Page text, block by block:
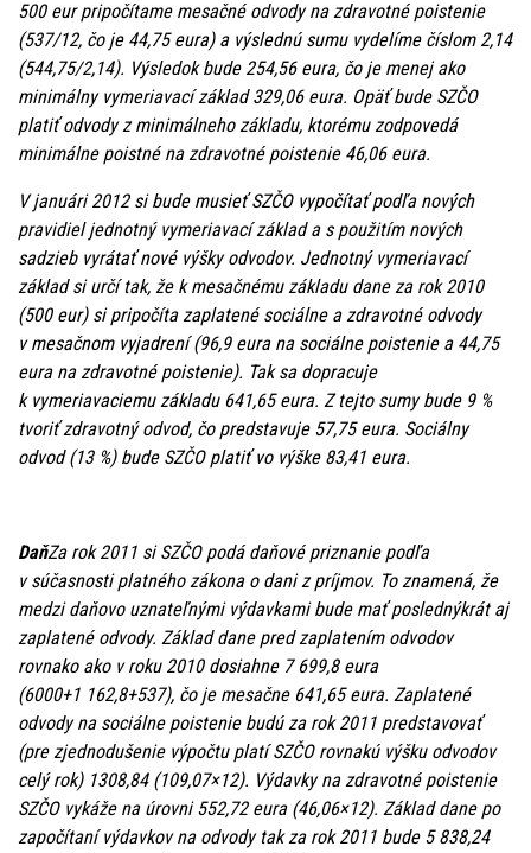
500 eur pripočítame mesačné odvody na zdravotné poistenie
(537/12, čo je 44,75 eura) a výslednú sumu vydelíme číslom 2,14
(544,75/2,14). Výsledok bude 254,56 eura, čo je menej ako
minimálny vymeriavací základ 329,06 eura. Opäť bude SZČO
platiť odvody z minimálneho základu, ktorému zodpovedá
minimálne poistné na zdravotné poistenie 46,06 eura.
V januári 2012 si bude musieť SZČO vypočítať podľa nových
pravidiel jednotný vymeriavací základ a s použitím nových
sadzieb vyrátať nové výšky odvodov. Jednotný vymeriavací
základ si určí tak, že k mesačnému základu dane za rok 2010
(500 eur) si pripočíta zaplatené sociálne a zdravotné odvody
v mesačnom vyjadrení (96,9 eura na sociálne poistenie a 44,75
eura na zdravotné poistenie). Tak sa dopracuje
k vymeriavaciemu základu 641,65 eura. Z tejto sumy bude 9 %
tvoriť zdravotný odvod, čo predstavuje 57,75 eura. Sociálny
odvod (13 %) bude SZČO platiť vo výške 83,41 eura.
DaňZa rok 2011 si SZČO podá daňové priznanie podľa
v súčasnosti platného zákona o dani z príjmov. To znamená, že
medzi daňovo uznateľnými výdavkami bude mať poslednýkrát aj
zaplatené odvody. Základ dane pred zaplatením odvodov
rovnako ako v roku 2010 dosiahne 7 699,8 eura
(6000+1 162,8+537), čo je mesačne 641,65 eura. Zaplatené
odvody na sociálne poistenie budú za rok 2011 predstavovať
(pre zjednodušenie výpočtu platí SZČO rovnakú výšku odvodov
celý rok) 1308,84 (109,07×12). Výdavky na zdravotné poistenie
SZČO vykáže na úrovni 552,72 eura (46,06×12). Základ dane po
započítaní výdavkov na odvody tak za rok 2011 bude 5 838,24